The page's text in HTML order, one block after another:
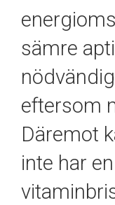
sämre
eftersom
Däremot
inte har